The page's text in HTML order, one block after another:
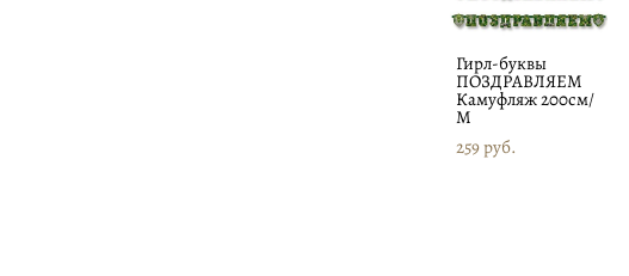
Гирл-буквы
ПОЗДРАВЛЯЕМ
Камуфляж 200см/
М
259 pуб.